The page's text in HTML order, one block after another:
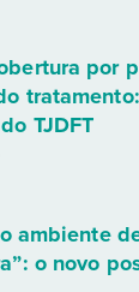
por
TJDFT
ambiente
o novo